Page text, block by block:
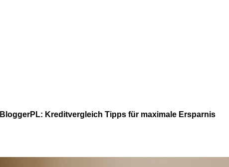
BloggerPL: Kreditvergleich Tipps für maximale Ersparnis